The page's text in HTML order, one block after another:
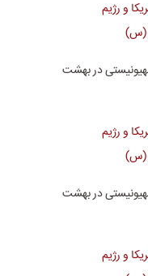
در بهشت
در بهشت